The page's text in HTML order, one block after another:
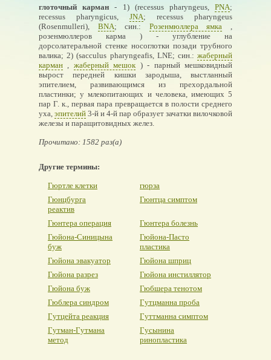
глоточный карман - 1) (recessus pharyngeus,PNA;
recessus pharyngicus, JNA; recessus pharyngeus
(Rosenmulleri), BNA; син.: Розенмюллера ямка ,
розенмюллеров карма ) - углубление на
дорсолатеральной стенке носоглотки позади трубного
валика; 2) (sacculus pharyngeafis, LNE; син.: жаберный
карман , жаберный мешок) - парный мешковидный
вырост передней кишки зародыша, выстланный
эпителием, развивающимся из прехордальной
пластинки; у млекопитающих и человека, имеющих 5
пар Г. к., первая пара превращается в полости среднего
уха, эпителий 3-й и 4-й пар образует зачатки вилочковой
железы и паращитовидных желез.
Прочитано: 1582 раз(а)
Другие термины:
Гюртле клетки
гюрза
Гюнцбурга
реактив
Гюнтца симптом
Гюнтера операция
Гюнтера болезнь
Гюйона-Синицына
буж
Гюйона-Пасто
пластика
Гюйона эвакуатор
Гюйона шприц
Гюйона разрез
Гюйона инстиллятор
Гюйона буж
Гюбшера тенотом
Гюблера синдром
Гутцманна проба
Гутцейта реакция
Гуттманна симптом
Гутман-Гутмана
метод
Гусынина
ринопластика